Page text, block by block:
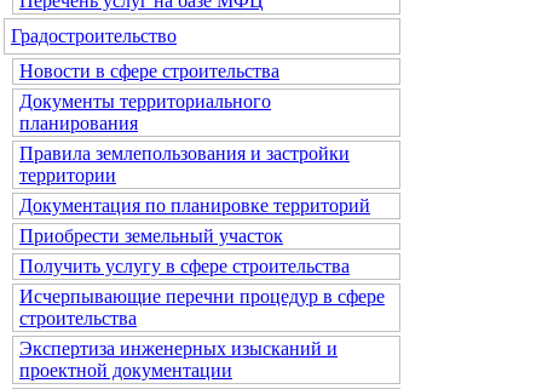
Градостроительство
Новости в сфере строительства
Документы территориального
планирования
Правила землепользования и застройки
территории
Документация по планировке территорий
Приобрести земельный участок
Получить услугу в сфере строительства
Исчерпывающие перечни процедур в сфере
строительства
Экспертиза инженерных изысканий и
проектной документации